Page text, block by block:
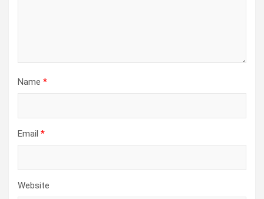
Name *
Email *
Website